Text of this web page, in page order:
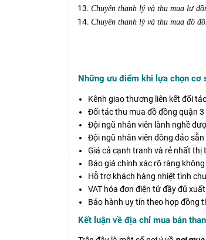
Chuyên thanh lý và thu mua lư
Chuyên thanh lý và thu mua đồ
Những ưu điểm khi lựa chọn cơ
Kênh giao thương liên kết đối
Đối tác thu mua đồ đồng quận
Đội ngũ nhân viên lành nghề
Đội ngũ nhân viên đông đảo
Giá cả cạnh tranh và rẻ nhất thị
Báo giá chính xác rõ ràng
Hỗ trợ khách hàng nhiệt tình
VAT hóa đơn điện tử đầy đủ
Bảo hành uy tín theo hợp đồng
Kết luận về địa chỉ mua bán